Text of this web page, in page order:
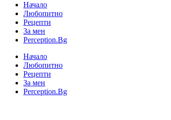
Начало
Любопитно
Рецепти
За мен
Perception.Bg
Начало
Любопитно
Рецепти
За мен
Perception.Bg